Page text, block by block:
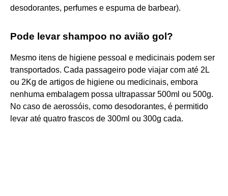
desodorantes, perfumes e espuma de barbear).
Pode levar shampoo no avião gol?
Mesmo itens de higiene pessoal e medicinais podem ser
transportados. Cada passageiro pode viajar com até 2L
ou 2Kg de artigos de higiene ou medicinais, embora
nenhuma embalagem possa ultrapassar 500ml ou 500g.
No caso de aerossóis, como desodorantes, é permitido
levar até quatro frascos de 300ml ou 300g cada.